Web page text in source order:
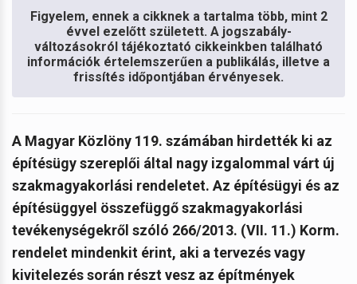
Figyelem, ennek a cikknek a tartalma több, mint 2
évvel ezelőtt született. A jogszabály-
változásokról tájékoztató cikkeinkben található
információk értelemszerűen a publikálás, illetve a
frissítés időpontjában érvényesek.
A Magyar Közlöny 119. számában hirdették ki az
építésügy szereplői által nagy izgalommal várt új
szakmagyakorlási rendeletet. Az építésügyi és az
építésüggyel összefüggő szakmagyakorlási
tevékenységekről szóló 266/2013. (VII. 11.) Korm.
rendelet mindenkit érint, aki a tervezés vagy
kivitelezés során részt vesz az építmények